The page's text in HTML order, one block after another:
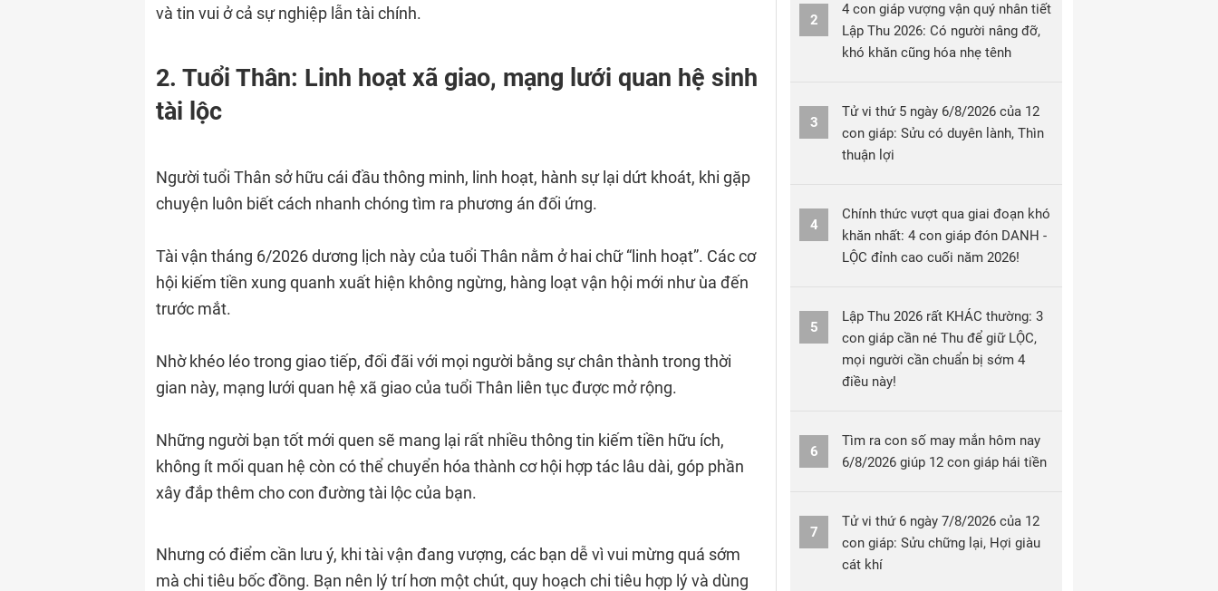
và tin vui ở cả sự nghiệp lẫn tài chính.
2. Tuổi Thân: Linh hoạt xã giao, mạng lưới quan hệ sinh
tài lộc
Người tuổi Thân sở hữu cái đầu thông minh, linh hoạt, hành sự lại dứt khoát, khi gặp
chuyện luôn biết cách nhanh chóng tìm ra phương án đối ứng.
Tài vận tháng 6/2026 dương lịch này của tuổi Thân nằm ở hai chữ “linh hoạt”. Các cơ
hội kiếm tiền xung quanh xuất hiện không ngừng, hàng loạt vận hội mới như ùa đến
trước mắt.
Nhờ khéo léo trong giao tiếp, đối đãi với mọi người bằng sự chân thành trong thời
gian này, mạng lưới quan hệ xã giao của tuổi Thân liên tục được mở rộng.
Những người bạn tốt mới quen sẽ mang lại rất nhiều thông tin kiếm tiền hữu ích,
không ít mối quan hệ còn có thể chuyển hóa thành cơ hội hợp tác lâu dài, góp phần
xây đắp thêm cho con đường tài lộc của bạn.
Nhưng có điểm cần lưu ý, khi tài vận đang vượng, các bạn dễ vì vui mừng quá sớm
mà chi tiêu bốc đồng. Bạn nên lý trí hơn một chút, quy hoạch chi tiêu hợp lý và dùng
2
4 con giáp vượng vận quý nhân tiết
Lập Thu 2026: Có người nâng đỡ,
khó khăn cũng hóa nhẹ tênh
3
Tử vi thứ 5 ngày 6/8/2026 của 12
con giáp: Sửu có duyên lành, Thìn
thuận lợi
4
Chính thức vượt qua giai đoạn khó
khăn nhất: 4 con giáp đón DANH -
LỘC đỉnh cao cuối năm 2026!
5
Lập Thu 2026 rất KHÁC thường: 3
con giáp cần né Thu để giữ LỘC,
mọi người cần chuẩn bị sớm 4
điều này!
6
Tìm ra con số may mắn hôm nay
6/8/2026 giúp 12 con giáp hái tiền
7
Tử vi thứ 6 ngày 7/8/2026 của 12
con giáp: Sửu chững lại, Hợi giàu
cát khí